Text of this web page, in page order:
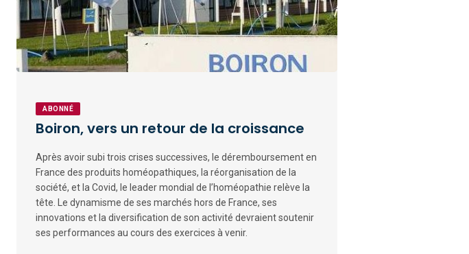
ABONNÉ
Boiron, vers un retour de la croissance
Après avoir subi trois crises successives, le déremboursement en
France des produits homéopathiques, la réorganisation de la
société, et la Covid, le leader mondial de l’homéopathie relève la
tête. Le dynamisme de ses marchés hors de France, ses
innovations et la diversification de son activité devraient soutenir
ses performances au cours des exercices à venir.